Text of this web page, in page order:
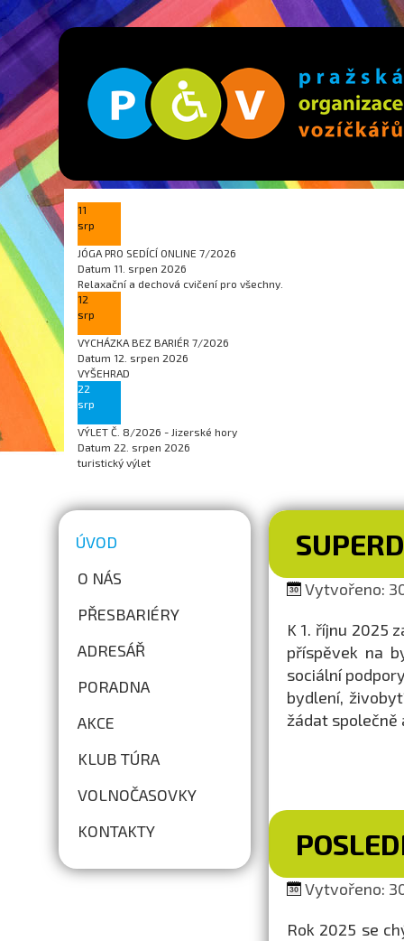
11
srp
JÓGA PRO SEDÍCÍ ONLINE 7/2026
Datum 11. srpen 2026
Relaxační a dechová cvičení pro všechny.
12
srp
VYCHÁZKA BEZ BARIÉR 7/2026
Datum 12. srpen 2026
VYŠEHRAD
22
srp
VÝLET Č. 8/2026 - Jizerské hory
Datum 22. srpen 2026
turistický výlet
ÚVOD
O NÁS
PŘESBARIÉRY
ADRESÁŘ
PORADNA
AKCE
KLUB TÚRA
VOLNOČASOVKY
KONTAKTY
Vytvořeno:
K 1. říjnu 2025
příspěvek na
sociální
bydlení,
žádat společně
Vytvořeno:
Rok 2025 se